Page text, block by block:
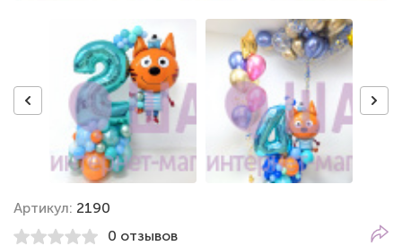
Артикул: 2190
0 отзывов